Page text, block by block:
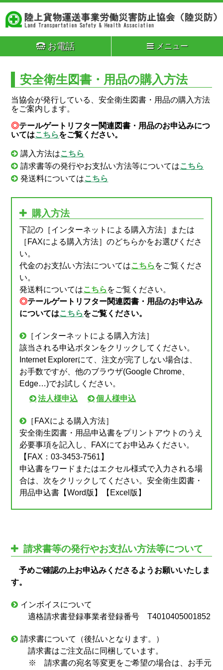
お電話 メニュー
安全衛生図書・用品の購入方法
当協会が発行している、安全衛生図書・用品の購入方法
をご案内します。
◎テールゲートリフター関連図書・用品のお申込みにつ
いてはこちらをご覧ください。
講入方法はこちら
請求書等の発行やお支払い方法等についてはこちら
発送料についてはこちら
購入方法
下記の［インターネットによる購入方法］または
［FAXによる購入方法］のどちらかをお選びくださ
い。
代金のお支払い方法についてはこちら をご覧くださ
い。
発送料についてはこちら をご覧ください。
◎テールゲートリフター関連図書・用品のお申込み
についてはこちらをご覧ください。
［インターネットによる購入方法］
該当される申込ボタンをクリックしてください。
Internet Explorerにて、注文が完了しない場合は、
お手数ですが、他のブラウザ(Google Chrome、
Edge…)でお試しください。
法人様申込
個人様申込
［FAXによる購入方法］
安全衛生図書・用品申込書をプリントアウトのうえ
必要事項を記入し、FAXにてお申込みください。
【FAX：03-3453-7561】
申込書をワードまたはエクセル様式で入力される場
合は、次をクリックしてください。安全衛生図書・
用品申込書 【Word版】 【Excel版】
請求書等の発行やお支払い方法等について
予めご確認の上お申込みくださるようお願いいたしま
す。
インボイスについて
適格請求書登録事業者登録番号 T4010405001852
請求書について（後払いとなります。）
請求書はご注文品に同梱しています。
※請求書の宛名等変更をご希望の場合は、お手元